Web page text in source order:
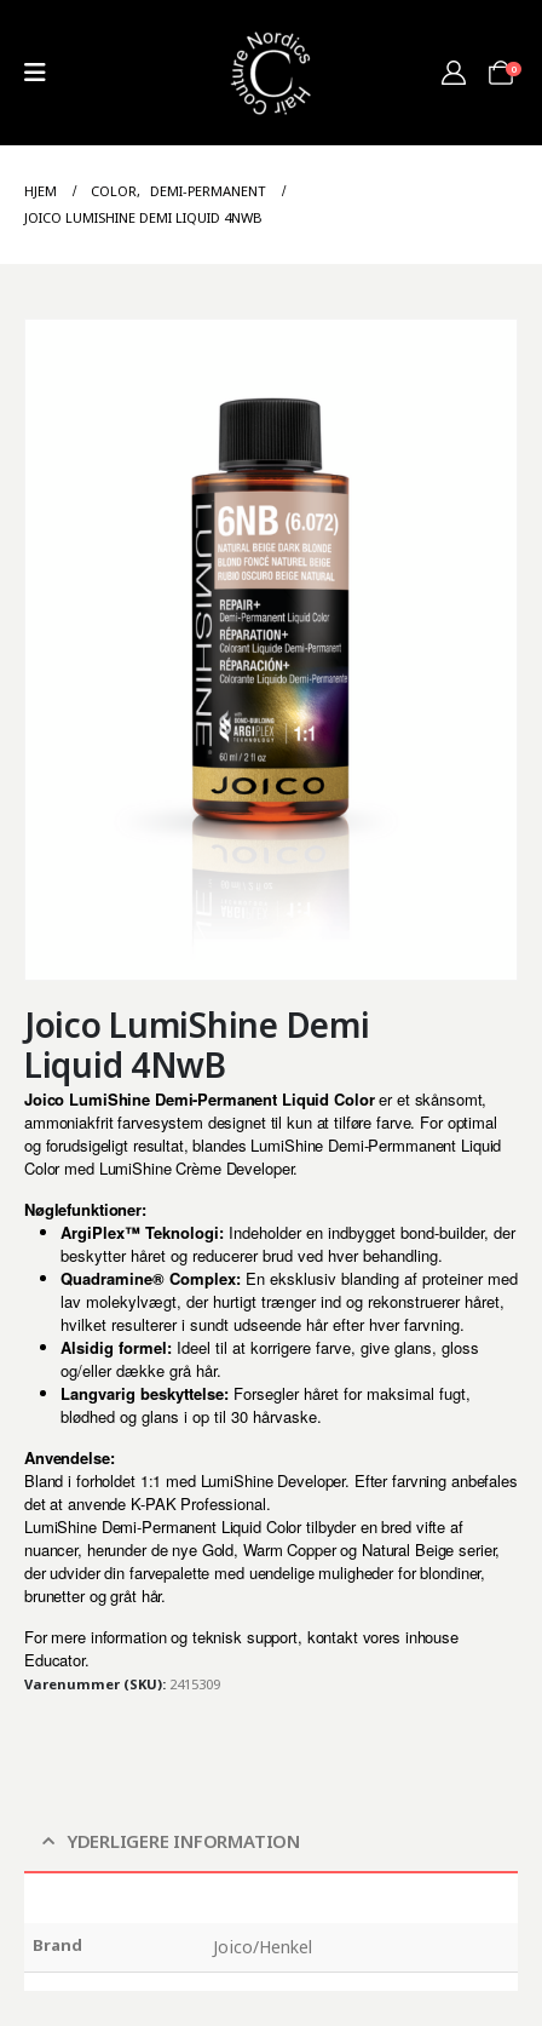
0
HJEM COLOR, DEMI-PERMANENT
JOICO LUMISHINE DEMI LIQUID 4NWB
Joico LumiShine Demi
Liquid 4NwB
Joico LumiShine Demi-Permanent Liquid Colorer et skånsomt,
ammoniakfrit farvesystem designet til kun at tilføre farve. For optimal
og forudsigeligt resultat, blandes LumiShine Demi-Permmanent Liquid
Color med LumiShine Crème Developer.
Nøglefunktioner:
ArgiPlex™ Teknologi:Indeholder en indbygget bond-builder, der
beskytter håret og reducerer brud ved hver behandling.
Quadramine® Complex:En eksklusiv blanding af proteiner med
lav molekylvægt, der hurtigt trænger ind og rekonstruerer håret,
hvilket resulterer i sundt udseende hår efter hver farvning.
Alsidig formel:Ideel til at korrigere farve, give glans, gloss
og/eller dække grå hår.
Langvarig beskyttelse:Forsegler håret for maksimal fugt,
blødhed og glans i op til 30 hårvaske.
Anvendelse:
Bland i forholdet 1:1 med LumiShine Developer. Efter farvning anbefales
det at anvende K-PAK Professional.
LumiShine Demi-Permanent Liquid Color tilbyder en bred vifte af
nuancer, herunder de nye Gold, Warm Copper og Natural Beige serier,
der udvider din farvepalette med uendelige muligheder for blondiner,
brunetter og gråt hår.
For mere information og teknisk support, kontakt vores inhouse
Educator.
Varenummer (SKU): 2415309
YDERLIGERE INFORMATION
Brand Joico/Henkel